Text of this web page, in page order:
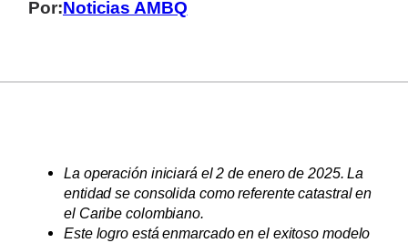
Por:Noticias AMBQ
La operación iniciará el 2 de enero de 2025. La
entidad se consolida como referente catastral en
el Caribe colombiano.
Este logro está enmarcado en el exitoso modelo